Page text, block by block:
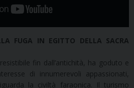
FUGA IN EGITTO DELLA SACRA
fin dall’antichità, ha goduto e
di innumerevoli appassionati,
la civiltà faraonica. Il turismo